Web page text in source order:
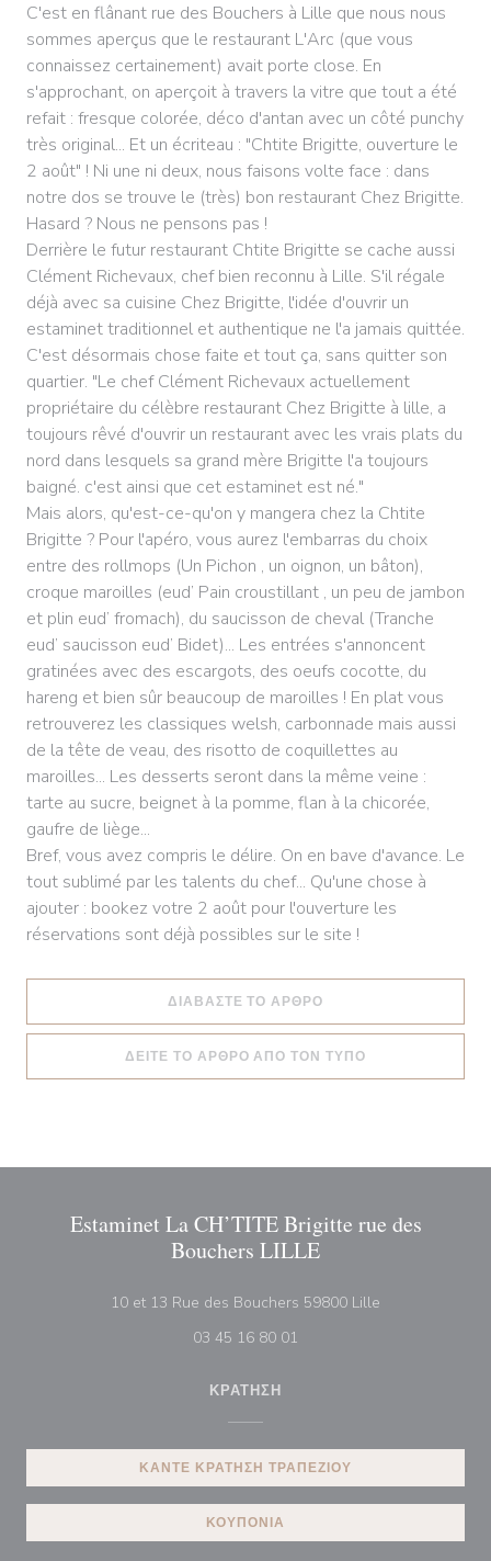
C'est en flânant rue des Bouchers à Lille que nous nous
sommes aperçus que le restaurant L'Arc (que vous
connaissez certainement) avait porte close. En
s'approchant, on aperçoit à travers la vitre que tout a été
refait : fresque colorée, déco d'antan avec un côté punchy
très original... Et un écriteau : "Chtite Brigitte, ouverture le
2 août" ! Ni une ni deux, nous faisons volte face : dans
notre dos se trouve le (très) bon restaurant Chez Brigitte.
Hasard ? Nous ne pensons pas !
Derrière le futur restaurant Chtite Brigitte se cache aussi
Clément Richevaux, chef bien reconnu à Lille. S'il régale
déjà avec sa cuisine Chez Brigitte, l'idée d'ouvrir un
estaminet traditionnel et authentique ne l'a jamais quittée.
C'est désormais chose faite et tout ça, sans quitter son
quartier. "Le chef Clément Richevaux actuellement
propriétaire du célèbre restaurant Chez Brigitte à lille, a
toujours rêvé d'ouvrir un restaurant avec les vrais plats du
nord dans lesquels sa grand mère Brigitte l'a toujours
baigné. c'est ainsi que cet estaminet est né."
Mais alors, qu'est-ce-qu'on y mangera chez la Chtite
Brigitte ? Pour l'apéro, vous aurez l'embarras du choix
entre des rollmops (Un Pichon , un oignon, un bâton),
croque maroilles (eud’ Pain croustillant , un peu de jambon
et plin eud’ fromach), du saucisson de cheval (Tranche
eud’ saucisson eud’ Bidet)... Les entrées s'annoncent
gratinées avec des escargots, des oeufs cocotte, du
hareng et bien sûr beaucoup de maroilles ! En plat vous
retrouverez les classiques welsh, carbonnade mais aussi
de la tête de veau, des risotto de coquillettes au
maroilles... Les desserts seront dans la même veine :
tarte au sucre, beignet à la pomme, flan à la chicorée,
gaufre de liège...
Bref, vous avez compris le délire. On en bave d'avance. Le
tout sublimé par les talents du chef... Qu'une chose à
ajouter : bookez votre 2 août pour l'ouverture les
réservations sont déjà possibles sur le site !
ΔΙΑΒΆΣΤΕ ΤΟ ΆΡΘΡΟ
ΔΕΊΤΕ ΤΟ ΆΡΘΡΟ ΑΠΌ ΤΟΝ ΤΎΠΟ((ΑΝΟΊΓΕΙ ΣΕ
Estaminet La CH’TITE Brigitte rue des
Bouchers LILLE
10 et 13 Rue des Bouchers 59800 Lille
03 45 16 80 01
ΚΡΆΤΗΣΗ
ΚΆΝΤΕ ΚΡΆΤΗΣΗ ΤΡΑΠΕΖΙΟΎ
ΚΟΥΠΌΝΙΑ